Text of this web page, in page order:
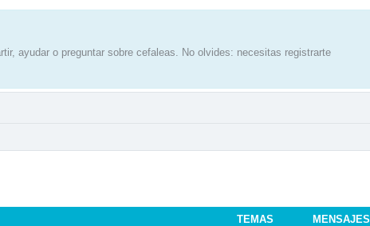
ayudar o preguntar sobre cefaleas. No olvides: necesitas registrarte
TEMAS MENSAJES